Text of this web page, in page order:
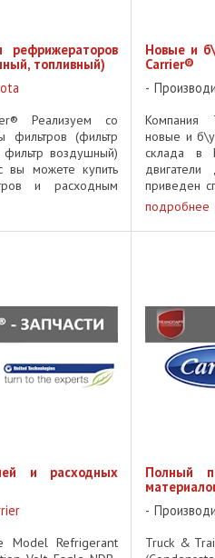
рефрижераторов
топливный)
Реализуем со
фильтров (фильтр
фильтр воздушный)
вы можете купить
и расходным
...
Новые и
Carrier®
Компания
новые и
склада в
приведен
подробнее
и расходных
Model Refrigerant
Полный
Truck &